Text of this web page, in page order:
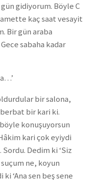
gidiyorum. Böyle C
kaç saat vesayit
Bir gün araba
sabaha kadar
bir salona,
bir kari ki.
konuşuyorsun
kari çok eyiydi
Dedim ki ‘Siz
ne, koyun
‘Ana sen beş sene